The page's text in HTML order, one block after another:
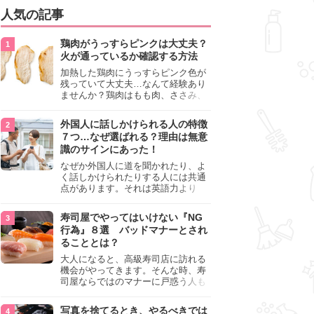
人気の記事
鶏肉がうっすらピンクは大丈夫？
火が通っているか確認する方法
加熱した鶏肉にうっすらピンク色が
残っていて大丈夫…なんて経験あり
ませんか？鶏肉はもも肉、ささみ、
わいが異なり、いろいろと楽しめる
料理ですが、鶏肉は加熱した後でも
うっすらピンク色の部分が大丈夫な
のと気になるときがあります。この
記事では生焼けか火が通っているの
かを確認する方法や、鶏肉を調理す
るときの注意点を紹介しますので、
参考にしてみてくださいね。
外国人に話しかけられる人の特徴
７つ…なぜ選ばれる？理由は無意
識のサインにあった！
なぜか外国人に道を聞かれたり、よ
く話しかけられたりする人には共通
点があります。それは英語力より
けても大丈夫」というサインが関係
しています。よく選ばれる人の特徴
や、英語が苦手でも焦らない対処
法、自分を守るための注意点を詳し
く解説します。
寿司屋でやってはいけない『NG
行為』８選 バッドマナーとされ
ることとは？
大人になると、高級寿司店に訪れる
機会がやってきます。そんな時、寿
司屋ならではのマナーに戸惑う人も
らためて寿司屋でやってはいけない
写真を捨てるとき、やるべきでは